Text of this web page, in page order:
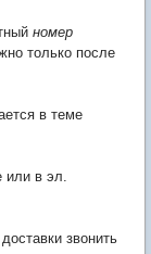
номер
только после
в теме
или в эл.
звонить